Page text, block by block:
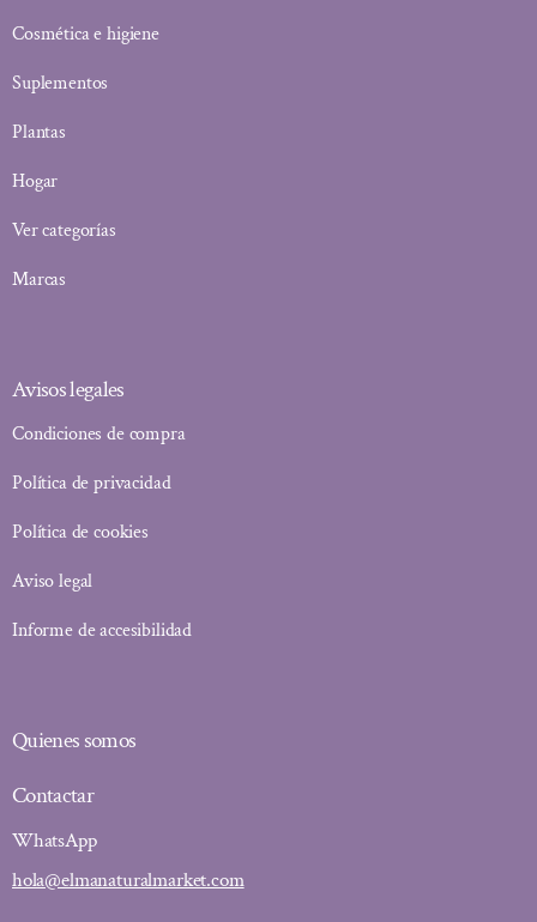
Cosmética e higiene
Suplementos
Plantas
Hogar
Ver categorías
Marcas
Avisos legales
Condiciones de compra
Política de privacidad
Política de cookies
Aviso legal
Informe de accesibilidad
Quienes somos
Contactar
WhatsApp
hola@elmanaturalmarket.com